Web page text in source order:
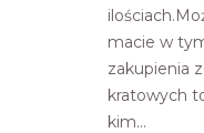
macie w
zakupienia
kratowych
kim...